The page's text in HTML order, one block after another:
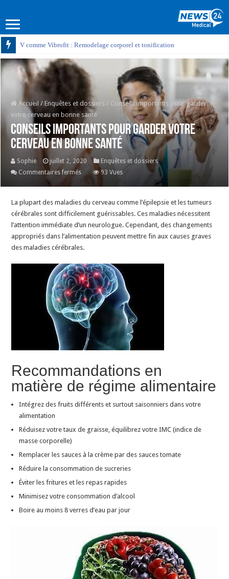
V comme Vibrofit : Remodelage corporel et tonification
Accueil / Enquêtes et dossiers / Conseils importants pour garder
votre cerveau en bonne santé
Conseils importants pour garder votre
cerveau en bonne santé
Sophie juillet 2, 2020
Enquêtes et dossiers
Commentaires ferméssur
pour
garder
votre
cerveau
en
bonne
santé
93 Vues
La plupart des maladies du cerveau comme l’épilepsie et les tumeurs
cérébrales sont difficilement guérissables. Ces maladies nécessitent
l’attention immédiate d’un neurologue. Cependant, des changements
appropriés dans l’alimentation peuvent mettre fin aux causes graves
des maladies cérébrales.
Recommandations en
matière de régime alimentaire
Intégrez des fruits différents et surtout saisonniers dans votre
alimentation
Réduisez votre taux de graisse, équilibrez votre IMC (indice de
masse corporelle)
Remplacer les sauces à la crème par des sauces tomate
Réduire la consommation de sucreries
Éviter les fritures et les repas rapides
Minimisez votre consommation d’alcool
Boire au moins 8 verres d’eau par jour